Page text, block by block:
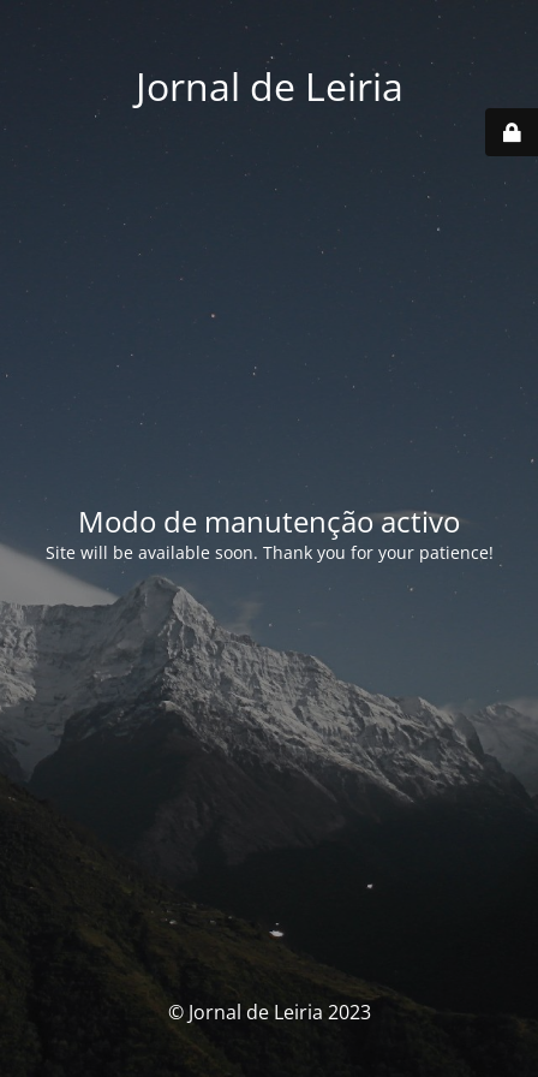
Jornal de Leiria
Modo de manutenção activo
Site will be available soon. Thank you for your patience!
© Jornal de Leiria 2023